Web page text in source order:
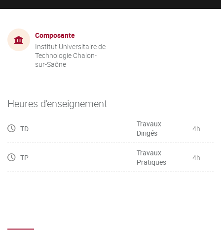
Composante
Institut Universitaire de
Technologie Chalon-
sur-Saône
Heures d'enseignement
TD
Travaux
Dirigés
4h
TP
Travaux
Pratiques
4h